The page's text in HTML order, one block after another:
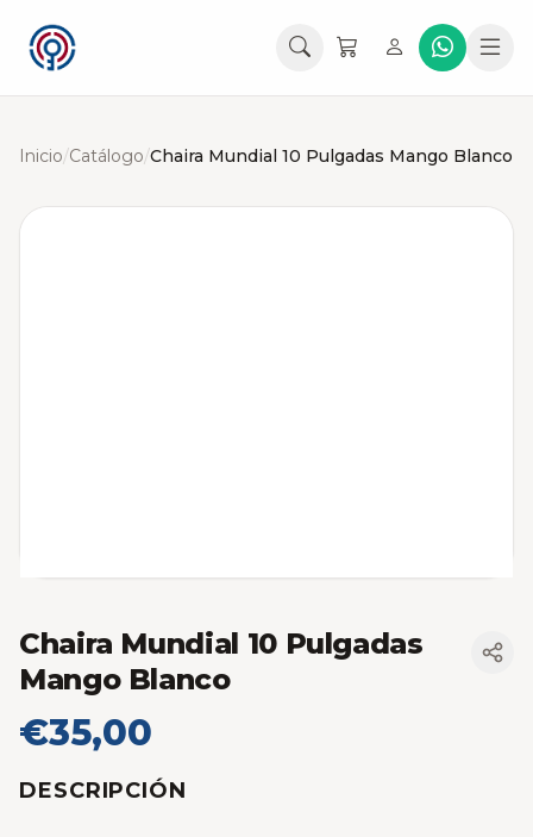
Inicio/Catálogo/Chaira Mundial 10 Pulgadas Mango Blanco
Chaira Mundial 10 Pulgadas
Mango Blanco
€35,00
DESCRIPCIÓN